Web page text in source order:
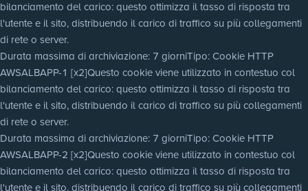
bilanciamento del carico: questo ottimizza il tasso di risposta tra
l'utente e il sito, distribuendo il carico di traffico su più collegamenti
di rete o server.
Durata massima di archiviazione: 7 giorniTipo: Cookie HTTP
AWSALBAPP-1 [x2]Questo cookie viene utilizzato in contestuo col
bilanciamento del carico: questo ottimizza il tasso di risposta tra
l'utente e il sito, distribuendo il carico di traffico su più collegamenti
di rete o server.
Durata massima di archiviazione: 7 giorniTipo: Cookie HTTP
AWSALBAPP-2 [x2]Questo cookie viene utilizzato in contestuo col
bilanciamento del carico: questo ottimizza il tasso di risposta tra
l'utente e il sito, distribuendo il carico di traffico su più collegamenti